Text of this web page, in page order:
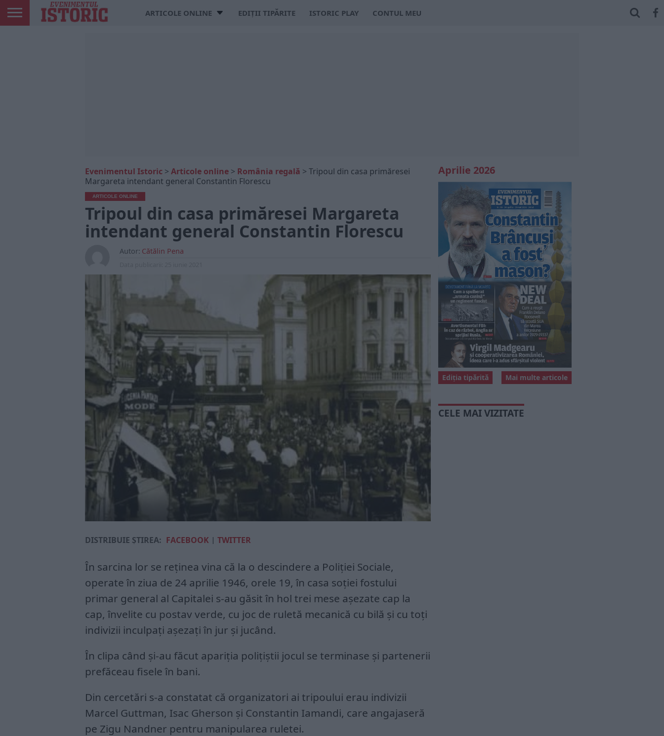
ARTICOLE ONLINE EDIȚII TIPĂRITE ISTORIC PLAY CONTUL MEU
Evenimentul Istoric > Articole online > România regală > Tripoul din casa primăresei
Margareta intendant general Constantin Florescu
ARTICOLE ONLINE
Tripoul din casa primăresei Margareta
intendant general Constantin Florescu
Autor: Cătălin Pena
DISTRIBUIE ȘTIREA: FACEBOOK | TWITTER
În sarcina lor se reținea vina că la o descindere a Poliției Sociale,
operate în ziua de 24 aprilie 1946, orele 19, în casa soției fostului
primar general al Capitalei s-au găsit în hol trei mese așezate cap la
cap, învelite cu postav verde, cu joc de ruletă mecanică cu bilă și cu toți
indivizii inculpați așezați în jur și jucând.
În clipa când și-au făcut apariția polițiștii jocul se terminase și partenerii
prefăceau fisele în bani.
Din cercetări s-a constatat că organizatori ai tripoului erau indivizii
Marcel Guttman, Isac Gherson și Constantin Iamandi, care angajaseră
pe Zigu Nandner pentru manipularea ruletei.
Aprilie 2026
Mai multe articole
Ediția tipărită
CELE MAI VIZITATE